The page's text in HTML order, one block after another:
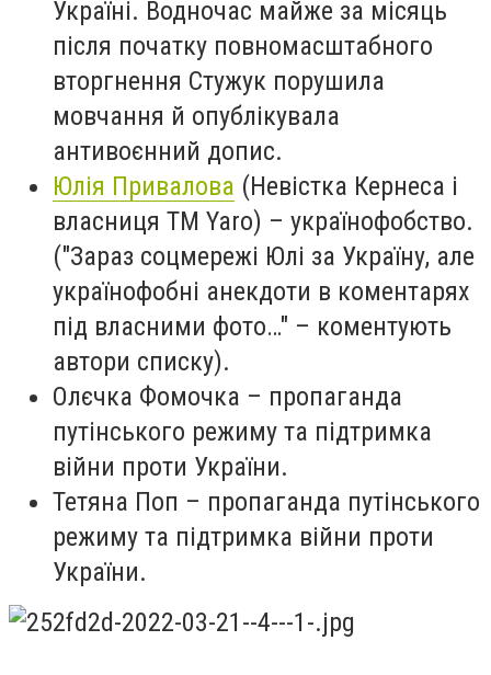
Україні. Водночас майже за місяць
після початку повномасштабного
вторгнення Стужук порушила
мовчання й опублікувала
антивоєнний допис.
Юлія Привалова (Невістка Кернеса і
власниця ТМ Yaro) – українофобство.
("Зараз соцмережі Юлі за Україну, але
українофобні анекдоти в коментарях
під власними фото…" – коментують
автори списку).
Олєчка Фомочка – пропаганда
путінського режиму та підтримка
війни проти України.
Тетяна Поп – пропаганда путінського
режиму та підтримка війни проти
України.